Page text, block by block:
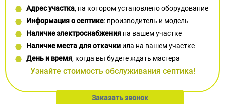
Адрес участка, на котором установлено оборудование
Информация о септике: производитель и модель
Наличие электроснабжения на вашем участке
Наличие места для откачки ила на вашем участке
День и время, когда вы будете ждать мастера
Узнайте стоимость обслуживания септика!
Заказать звонок